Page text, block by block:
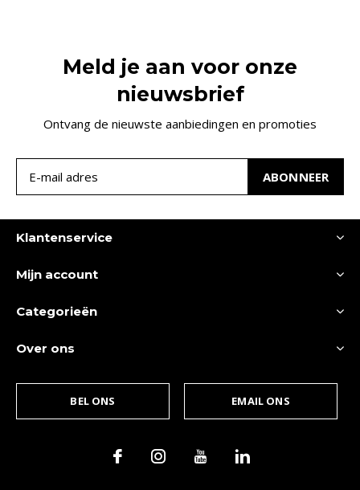
Meld je aan voor onze
nieuwsbrief
Ontvang de nieuwste aanbiedingen en promoties
ABONNEER
Klantenservice
Mijn account
Categorieën
Over ons
BEL ONS EMAIL ONS